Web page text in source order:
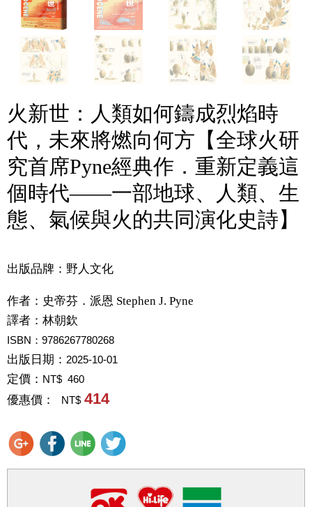
火新世：人類如何鑄成烈焰時
代，未來將燃向何方【全球火研
究首席Pyne經典作．重新定義這
個時代——一部地球、人類、生
態、氣候與火的共同演化史詩】
出版品牌：野人文化
作者： 史帝芬．派恩 Stephen J. Pyne
譯者： 林朝欽
ISBN：9786267780268
出版日期： 2025-10-01
定價： NT$ 460
優惠價： NT$ 414